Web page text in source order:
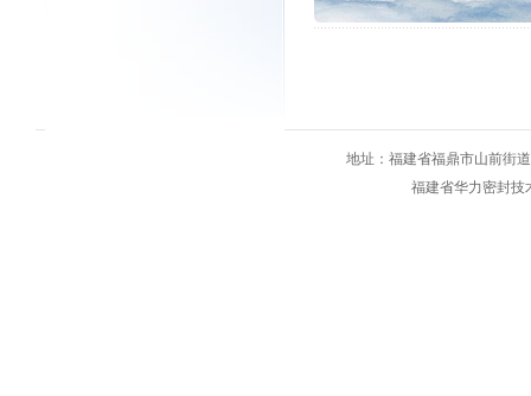
地址：福建省福鼎市山前
福建省华力密封